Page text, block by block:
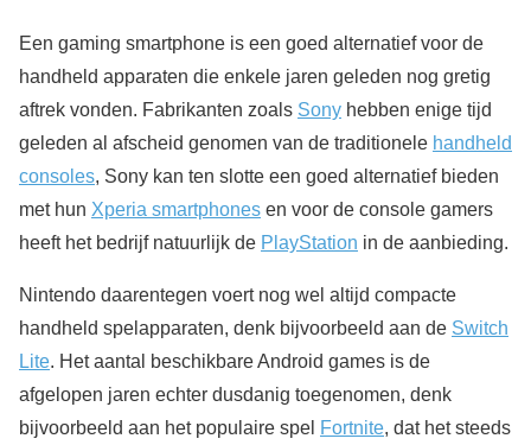
Een gaming smartphone is een goed alternatief voor de
handheld apparaten die enkele jaren geleden nog gretig
aftrek vonden. Fabrikanten zoals Sony hebben enige tijd
geleden al afscheid genomen van de traditionele handheld
consoles, Sony kan ten slotte een goed alternatief bieden
met hun Xperia smartphones en voor de console gamers
heeft het bedrijf natuurlijk de PlayStation in de aanbieding.
Nintendo daarentegen voert nog wel altijd compacte
handheld spelapparaten, denk bijvoorbeeld aan de Switch
Lite. Het aantal beschikbare Android games is de
afgelopen jaren echter dusdanig toegenomen, denk
bijvoorbeeld aan het populaire spel Fortnite, dat het steeds